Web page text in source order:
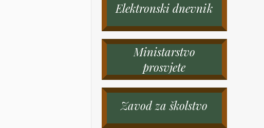
Elektronski dnevnik
Ministarstvo
prosvjete
Zavod za školstvo